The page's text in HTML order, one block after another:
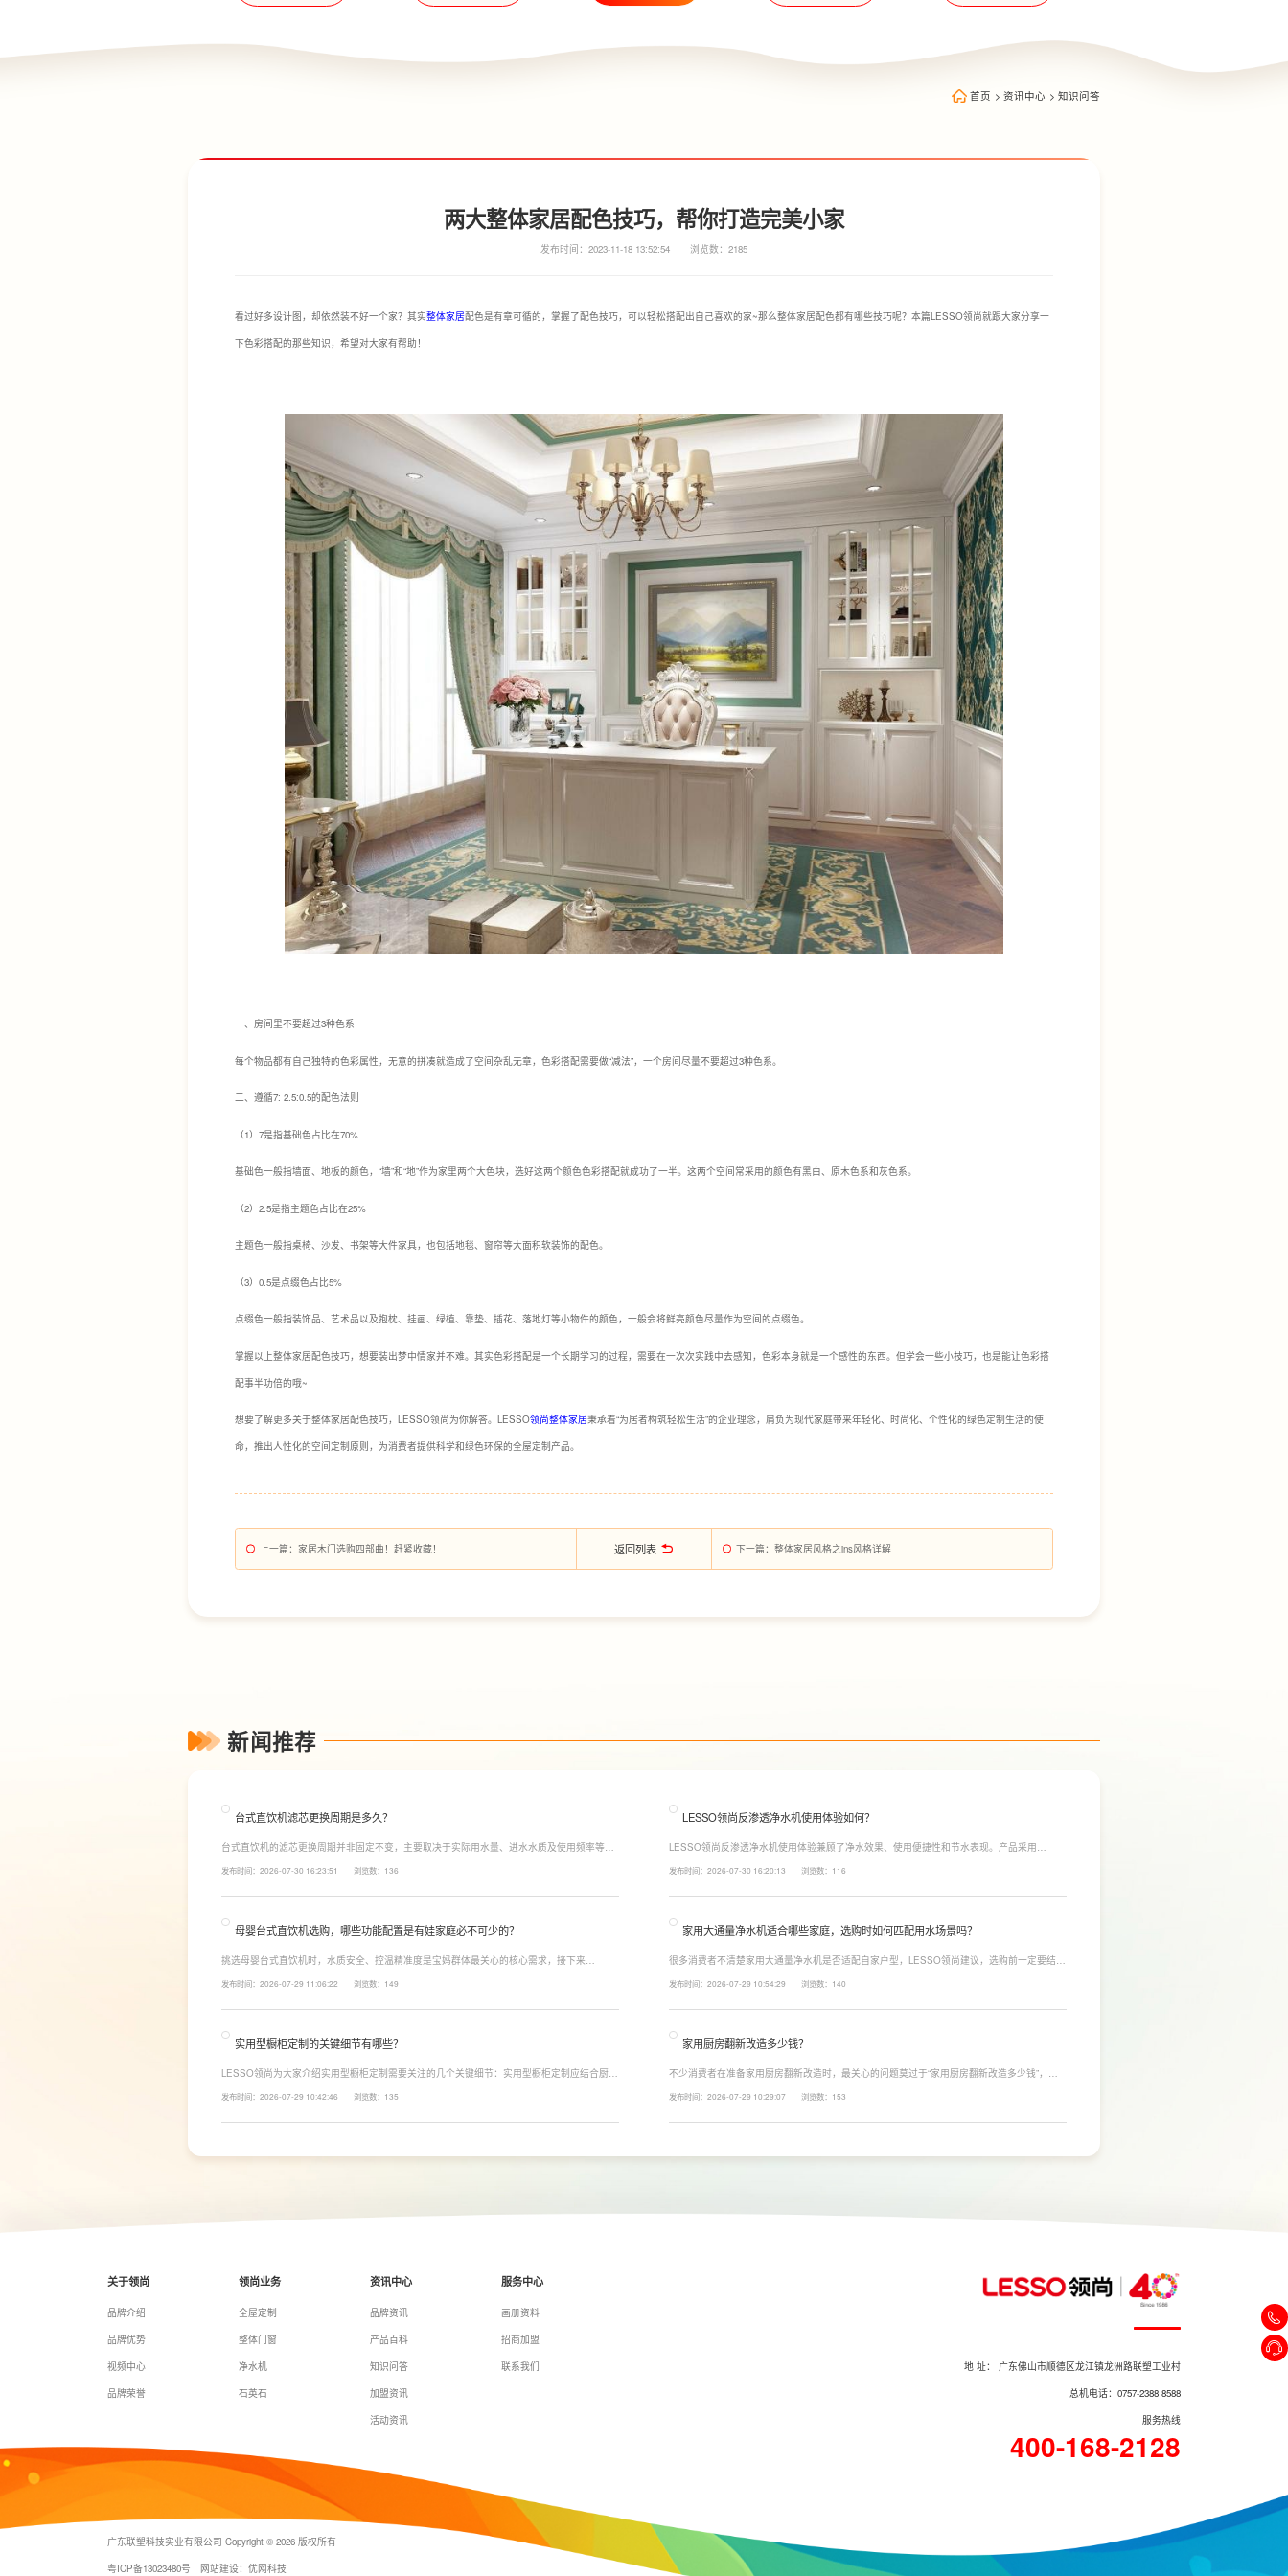
首页 > 资讯中心 > 知识问答
两大整体家居配色技巧，帮你打造完美小家
发布时间：2023-11-18 13:52:54 浏览数：2185
看过好多设计图，却依然装不好一个家？其实整体家居配色是有章可循的，掌握了配色技巧，可以轻松搭配出自己喜欢的家~那么整体家居配色都有哪些技巧呢？本篇LESSO领尚就跟大家分享一
下色彩搭配的那些知识，希望对大家有帮助！
一、房间里不要超过3种色系
每个物品都有自己独特的色彩属性，无意的拼凑就造成了空间杂乱无章，色彩搭配需要做“减法”，一个房间尽量不要超过3种色系。
二、遵循7: 2.5:0.5的配色法则
（1）7是指基础色占比在70%
基础色一般指墙面、地板的颜色，“墙”和“地”作为家里两个大色块，选好这两个颜色色彩搭配就成功了一半。这两个空间常采用的颜色有黑白、原木色系和灰色系。
（2）2.5是指主题色占比在25%
主题色一般指桌椅、沙发、书架等大件家具，也包括地毯、窗帘等大面积软装饰的配色。
（3）0.5是点缀色占比5%
点缀色一般指装饰品、艺术品以及抱枕、挂画、绿植、靠垫、插花、落地灯等小物件的颜色，一般会将鲜亮颜色尽量作为空间的点缀色。
掌握以上整体家居配色技巧，想要装出梦中情家并不难。其实色彩搭配是一个长期学习的过程，需要在一次次实践中去感知，色彩本身就是一个感性的东西。但学会一些小技巧，也是能让色彩搭
配事半功倍的哦~
想要了解更多关于整体家居配色技巧，LESSO领尚为你解答。LESSO领尚整体家居秉承着“为居者构筑轻松生活”的企业理念，肩负为现代家庭带来年轻化、时尚化、个性化的绿色定制生活的使
命，推出人性化的空间定制原则，为消费者提供科学和绿色环保的全屋定制产品。
上一篇：家居木门选购四部曲！赶紧收藏！ 返回列表 下一篇：整体家居风格之ins风格详解
新闻推荐
台式直饮机滤芯更换周期是多久？
台式直饮机的滤芯更换周期并非固定不变，主要取决于实际用水量、进水水质及使用频率等因
命相对较长，通常在2至3年左右，而后置活性炭滤芯则建议每年更换一次以保障出水口感。
发布时间：2026-07-30 16:23:51 浏览数：136
LESSO领尚反渗透净水机使用体验如何？
LESSO领尚反渗透净水机使用体验兼顾了净水效果、使用便捷性和节水表现。产品采用
水，不仅满足厨房多场景用水需求，还有助于延长滤芯使用寿命。
发布时间：2026-07-30 16:20:13 浏览数：116
母婴台式直饮机选购，哪些功能配置是有娃家庭必不可少的？
挑选母婴台式直饮机时，水质安全、控温精准度是宝妈群体最关心的核心需求，接下来
同，机型需搭载多档精准控温功能，45℃低温冲奶、85℃泡辅食、100℃沸水冲泡茶饮一键切
发布时间：2026-07-29 11:06:22 浏览数：149
家用大通量净水机适合哪些家庭，选购时如何匹配用水场景吗？
很多消费者不清楚家用大通量净水机是否适配自家户型，LESSO领尚建议，选购前一定要结合
上之家，或是经常泡茶、冲奶、清洗果蔬，需要持续大量净水的用户。小户型、单人居住、日
发布时间：2026-07-29 10:54:29 浏览数：140
实用型橱柜定制的关键细节有哪些？
LESSO领尚为大家介绍实用型橱柜定制需要关注的几个关键细节：实用型橱柜定制应结合厨房
柜、地柜、高柜等收纳空间，并配置抽屉分区、拉篮、转角收纳等功能设计，提高空间利用
发布时间：2026-07-29 10:42:46 浏览数：135
家用厨房翻新改造多少钱？
不少消费者在准备家用厨房翻新改造时，最关心的问题莫过于“家用厨房翻新改造多少钱”，接
围、空间面积、材料品质、功能配置以及是否更换橱柜、电器、水电等因素影响。
发布时间：2026-07-29 10:29:07 浏览数：153
关于领尚
品牌介绍
品牌优势
视频中心
品牌荣誉
领尚业务
全屋定制
整体门窗
净水机
石英石
资讯中心
品牌资讯
产品百科
知识问答
加盟资讯
活动资讯
服务中心
画册资料
招商加盟
联系我们
地 址： 广东佛山市顺德区龙江镇龙洲路联塑工业村
总机电话：0757-2388 8588
服务热线
400-168-2128
广东联塑科技实业有限公司 Copyright © 2026 版权所有
粤ICP备13023480号
网站建设：优网科技